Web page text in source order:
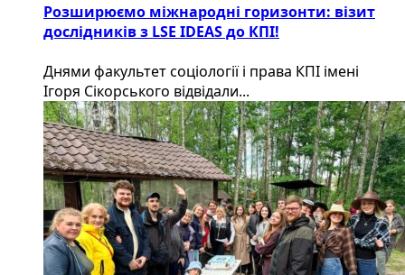
Розширюємо міжнародні горизонти: візит
дослідників з LSE IDEAS до КПІ!
Днями факультет соціології і права КПІ імені
Ігоря Сікорського відвідали...